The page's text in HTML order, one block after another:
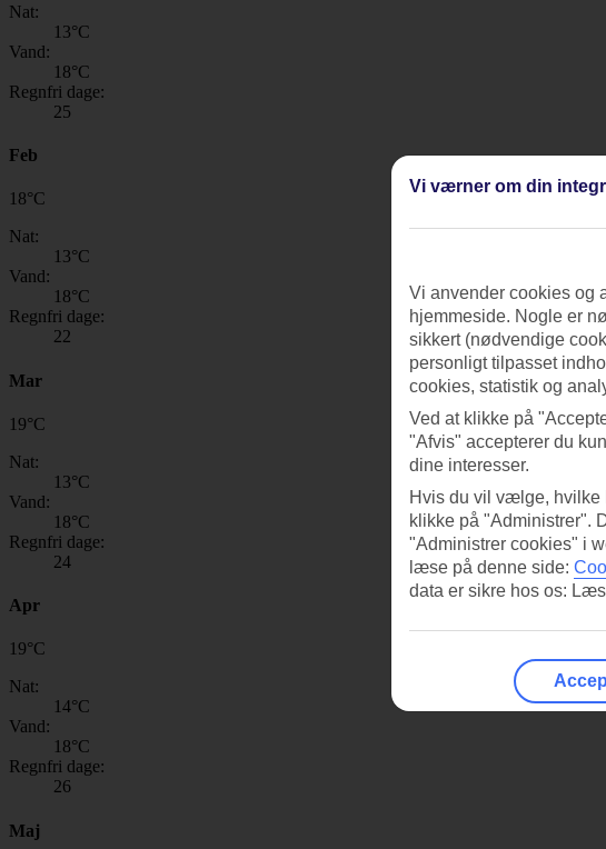
Nat:
13°C
Vand:
18°C
Regnfri dage:
25
Feb
18°C
Nat:
13°C
Vand:
18°C
Regnfri dage:
22
Mar
19°C
Nat:
13°C
Vand:
18°C
Regnfri dage:
24
Apr
19°C
Nat:
14°C
Vand:
18°C
Regnfri dage:
26
Maj
Vi værner om din
Vi anvender cookies og
hjemmeside. Nogle er
sikkert (nødvendige
personligt tilpasset
cookies, statistik og
Ved at klikke på
"Afvis" accepterer du
dine interesser.
Hvis du vil vælge, hvilke
klikke på "Administrer".
"Administrer cookies" i
læse på denne side:
data er sikre hos os: